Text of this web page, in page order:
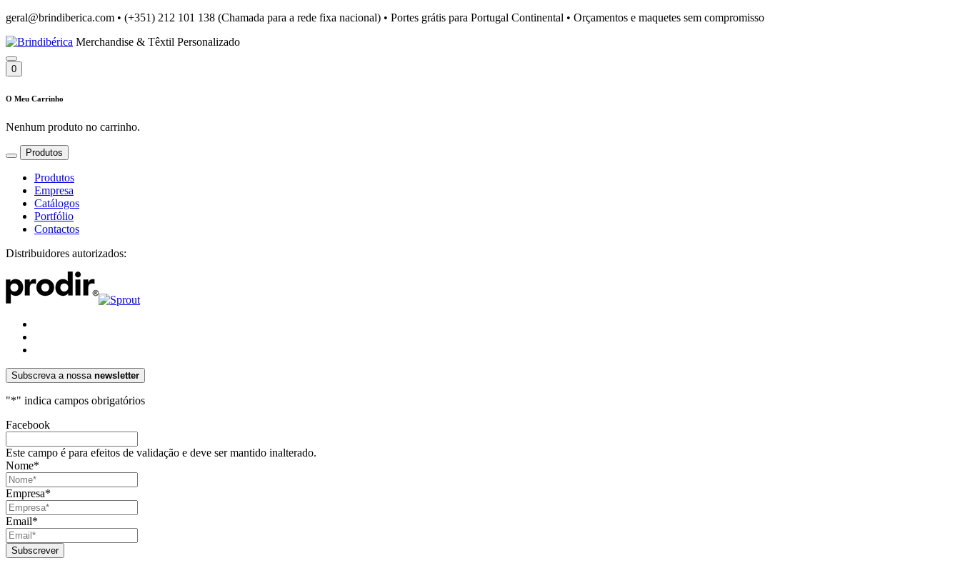
geral@brindiberica.com • (+351) 212 101 138 (Chamada para a rede fixa nacional) • Portes grátis para Portugal Continental • Orçamentos e maquetes sem compromisso
Merchandise & Têxtil Personalizado
0
O Meu Carrinho
Nenhum produto no carrinho.
Produtos
Produtos
Empresa
Catálogos
Portfólio
Contactos
Distribuidores autorizados:
Subscreva a nossa newsletter
"*" indica campos obrigatórios
Facebook
Este campo é para efeitos de validação e deve ser mantido inalterado.
Nome*
Empresa*
Email*